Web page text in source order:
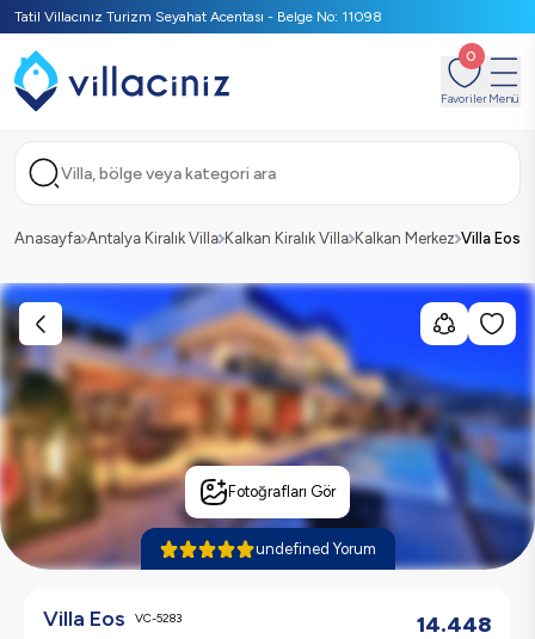
Tatil Villacınız Turizm Seyahat Acentası - Belge No: 11098
0
FavorilerMenü
Villa, bölge veya kategori ara
Anasayfa Antalya Kiralık Villa Kalkan Kiralık Villa Kalkan Merkez Villa Eos
Fotoğrafları Gör
undefined Yorum
Villa Eos VC-5283
14.448